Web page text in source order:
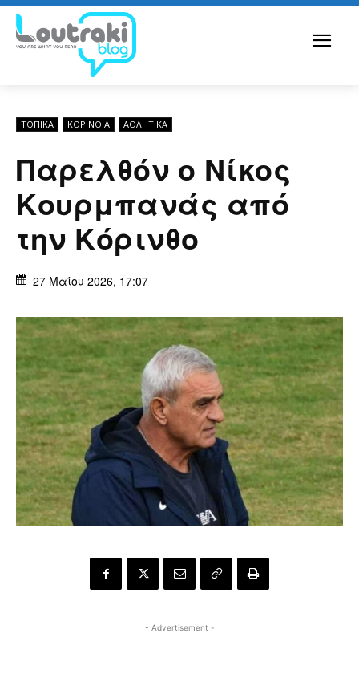
ΤΟΠΙΚΑ ΚΟΡΙΝΘΊΑ ΑΘΛΗΤΙΚΑ
Παρελθόν ο Νίκος
Κουρμπανάς από
την Κόρινθο
27 Μαΐου 2026, 17:07
- Advertisement -